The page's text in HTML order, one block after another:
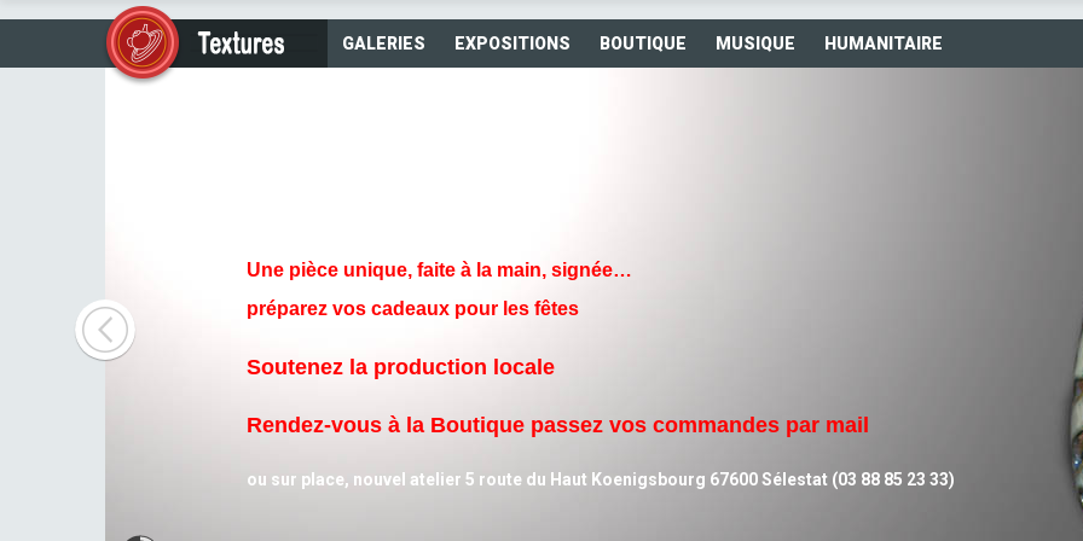
GALERIES EXPOSITIONS BOUTIQUE MUSIQUE HUMANITAIRE
Une pièce unique, faite à la main, signée…
préparez vos cadeaux pour les fêtes
Soutenez la production locale
Rendez-vous à la Boutique passez vos commandes par mail
ou sur place, nouvel atelier 5 route du Haut Koenigsbourg 67600 Sélestat (03 88 85 23 33)
Découvrez nos